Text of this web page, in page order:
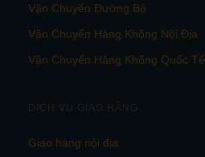
Vận Chuyển Đường Bộ
Vận Chuyển Hàng Không Nội Địa
Vận Chuyển Hàng Không Quốc Tế
DỊCH VỤ GIAO HÀNG
Giao hàng nội địa